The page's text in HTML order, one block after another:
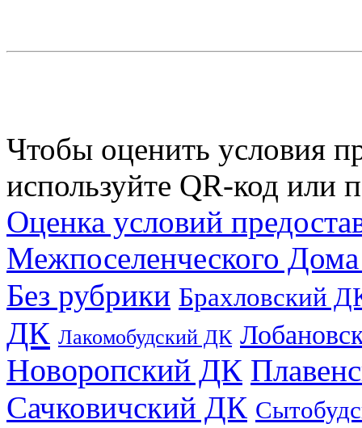
Чтобы оценить условия
используйте QR-код или
Оценка условий
Межпоселенческого
Без рубрики Брахловский
ДК Лакомобудский ДК
Новоропский ДК
Сачковичский ДК